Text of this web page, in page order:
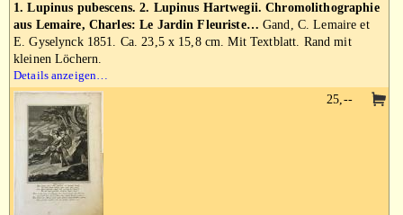
1. Lupinus pubescens. 2. Lupinus Hartwegii. Chromolithographie
aus Lemaire, Charles: Le Jardin Fleuriste… Gand, C. Lemaire et
E. Gyselynck 1851. Ca. 23,5 x 15,8 cm. Mit Textblatt. Rand mit
kleinen Löchern.
Details anzeigen…
25,--